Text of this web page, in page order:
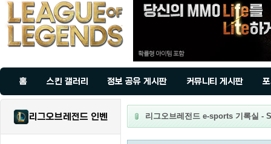
홈 스킨 갤러리 정보 공유 게시판 커뮤니티 게시판
리그오브레전드 인벤 리그오브레전드 e-sports 기록실 -